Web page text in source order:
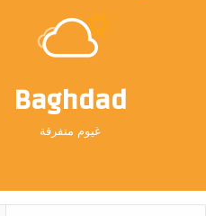
Baghdad
غيوم متفرقة